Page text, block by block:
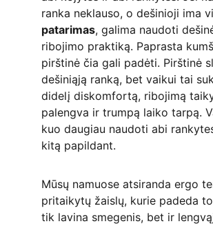
ranka neklauso, o dešinioji ima
patarimas, galima naudoti
ribojimo praktiką. Paprasta
pirštinė čia gali padėti. Pirštinė
dešiniąją ranką, bet vaikui tai
didelį diskomfortą, ribojimą
palengva ir trumpą laiko tarpą.
kuo daugiau naudoti abi
kitą papildant.
Mūsų namuose atsiranda ergo
pritaikytų žaislų, kurie padeda
tik lavina smegenis, bet ir